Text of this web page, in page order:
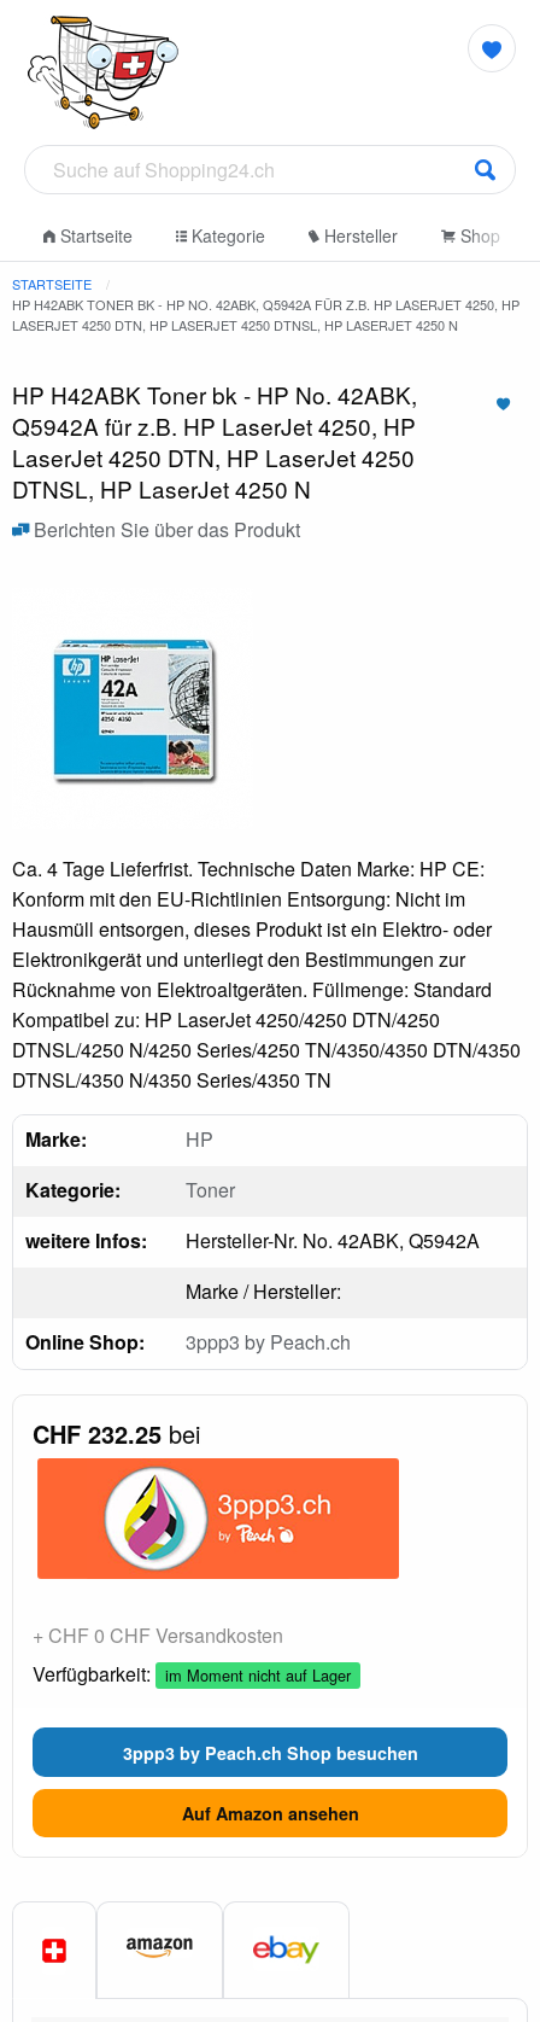
Startseite Kategorie Hersteller Shop
STARTSEITE
HP H42ABK TONER BK - HP NO. 42ABK, Q5942A FÜR Z.B. HP LASERJET 4250, HP
LASERJET 4250 DTN, HP LASERJET 4250 DTNSL, HP LASERJET 4250 N
HP H42ABK Toner bk - HP No. 42ABK,
Q5942A für z.B. HP LaserJet 4250, HP
LaserJet 4250 DTN, HP LaserJet 4250
DTNSL, HP LaserJet 4250 N
Berichten Sie über das Produkt
Ca. 4 Tage Lieferfrist. Technische Daten Marke: HP CE:
Konform mit den EU-Richtlinien Entsorgung: Nicht im
Hausmüll entsorgen, dieses Produkt ist ein Elektro- oder
Elektronikgerät und unterliegt den Bestimmungen zur
Rücknahme von Elektroaltgeräten. Füllmenge: Standard
Kompatibel zu: HP LaserJet 4250/4250 DTN/4250
DTNSL/4250 N/4250 Series/4250 TN/4350/4350 DTN/4350
DTNSL/4350 N/4350 Series/4350 TN
Marke:
HP
Kategorie:
Toner
weitere Infos:
Hersteller-Nr. No. 42ABK, Q5942A
Marke / Hersteller:
Online Shop:
3ppp3 by Peach.ch
CHF 232.25 bei
+ CHF 0 CHF Versandkosten
Verfügbarkeit:
im Moment nicht auf Lager
3ppp3 by Peach.ch Shop besuchen
Auf Amazon ansehen